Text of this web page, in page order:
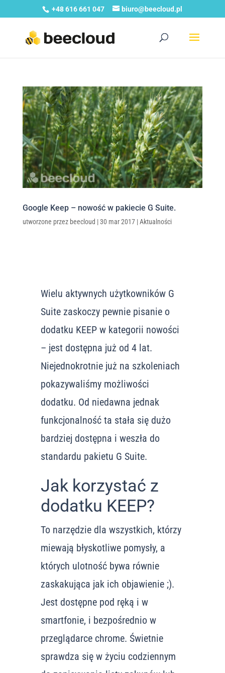
+48 616 661 047 biuro@beecloud.pl
Google Keep – nowość w pakiecie G Suite.
utworzone przez beecloud |30 mar 2017|Aktualności
Wielu aktywnych użytkowników G
Suite zaskoczy pewnie pisanie o
dodatku KEEP w kategorii nowości
– jest dostępna już od 4 lat.
Niejednokrotnie już na szkoleniach
pokazywaliśmy możliwości
dodatku. Od niedawna jednak
funkcjonalność ta stała się dużo
bardziej dostępna i weszła do
standardu pakietu G Suite.
Jak korzystać z
dodatku KEEP?
To narzędzie dla wszystkich, którzy
miewają błyskotliwe pomysły, a
których ulotność bywa równie
zaskakująca jak ich objawienie ;).
Jest dostępne pod ręką i w
smartfonie, i bezpośrednio w
przeglądarce chrome. Świetnie
sprawdza się w życiu codziennym